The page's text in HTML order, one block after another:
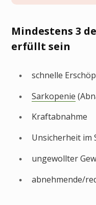
Mindestens 3
erfüllt sein
schnelle
Sarko­penie
Kraft­ab­nahme
Un­sicherheit im
ungewollter
ab­nehmende/